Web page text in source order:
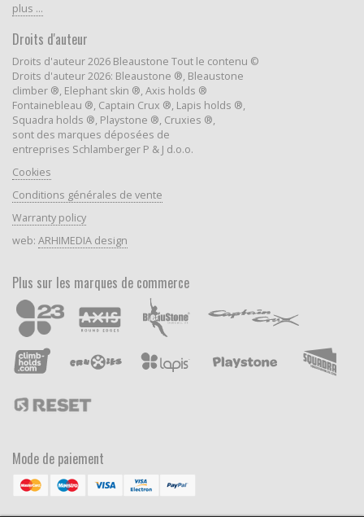
plus ...
Droits d'auteur
Droits d'auteur 2026 Bleaustone Tout le contenu ©
Droits d'auteur 2026: Bleaustone ®, Bleaustone
climber ®, Elephant skin ®, Axis holds ®
Fontainebleau ®, Captain Crux ®, Lapis holds ®,
Squadra holds ®, Playstone ®, Cruxies ®,
sont des marques déposées de
entreprises Schlamberger P & J d.o.o.
Cookies
Conditions générales de vente
Warranty policy
web: ARHIMEDIA design
Plus sur les marques de commerce
Mode de paiement